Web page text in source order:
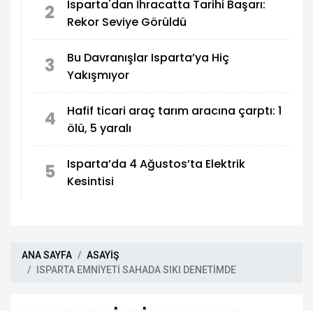
2
Isparta'dan İhracatta Tarihi Başarı:
Rekor Seviye Görüldü
3
Bu Davranışlar Isparta’ya Hiç
Yakışmıyor
4
Hafif ticari araç tarım aracına çarptı: 1
ölü, 5 yaralı
5
Isparta’da 4 Ağustos’ta Elektrik
Kesintisi
ANA SAYFA
ASAYİŞ
ISPARTA EMNİYETİ SAHADA SIKI DENETİMDE